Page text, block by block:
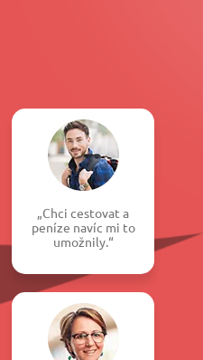
„Chci cestovat a
peníze navíc mi to
umožnily.“